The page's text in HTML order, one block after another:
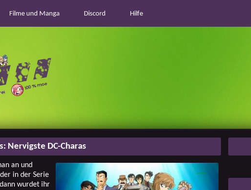
Filme und Manga Discord Hilfe
Nervigste DC-Charas
an und
in der Serie
wurdet ihr